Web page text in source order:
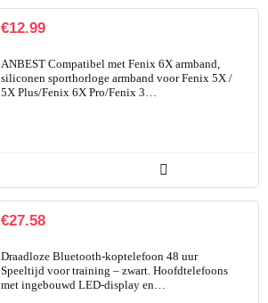
€12.99
ANBEST Compatibel met Fenix 6X armband,
siliconen sporthorloge armband voor Fenix 5X /
5X Plus/Fenix 6X Pro/Fenix 3…
€27.58
Draadloze Bluetooth-koptelefoon 48 uur
Speeltijd voor training – zwart. Hoofdtelefoons
met ingebouwd LED-display en…